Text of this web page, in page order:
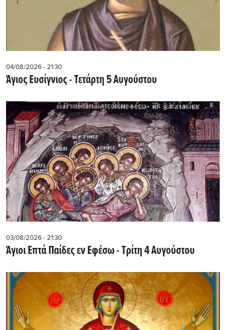
04/08/2026 - 21:30
Άγιος Ευσίγνιος - Τετάρτη 5 Αυγούστου
03/08/2026 - 21:30
Άγιοι Επτά Παίδες εν Εφέσω - Τρίτη 4 Αυγούστου